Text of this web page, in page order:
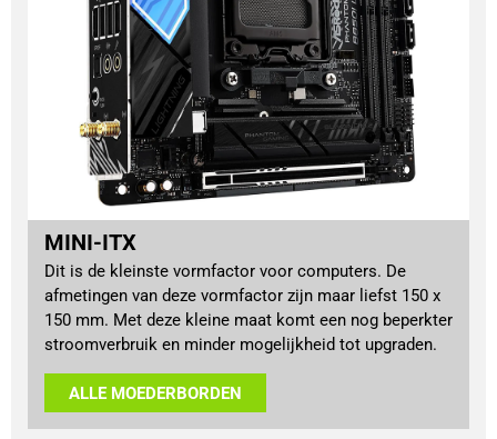
MINI-ITX
Dit is de kleinste vormfactor voor computers. De
afmetingen van deze vormfactor zijn maar liefst 150 x
150 mm. Met deze kleine maat komt een nog beperkter
stroomverbruik en minder mogelijkheid tot upgraden.
ALLE MOEDERBORDEN